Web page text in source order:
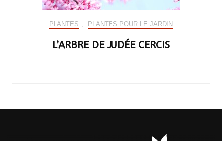
PLANTES PLANTES POUR LE JARDIN
L’ARBRE DE JUDÉE CERCIS